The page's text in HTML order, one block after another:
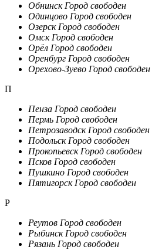
Обнинск Город свободен
Одинцово Город свободен
Озерск Город свободен
Омск Город свободен
Орёл Город свободен
Оренбург Город свободен
Орехово-Зуево Город свободен
П
Пенза Город свободен
Пермь Город свободен
Петрозаводск Город свободен
Подольск Город свободен
Прокопьевск Город свободен
Псков Город свободен
Пушкино Город свободен
Пятигорск Город свободен
Р
Реутов Город свободен
Рыбинск Город свободен
Рязань Город свободен